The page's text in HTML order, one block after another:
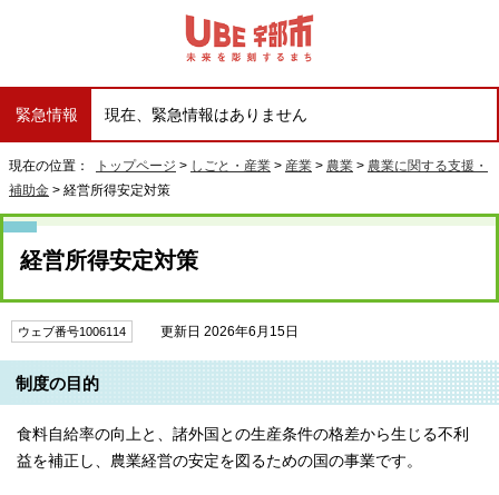
緊急情報 現在、緊急情報はありません
現在の位置： トップページ > しごと・産業 > 産業 > 農業 > 農業に関する支援・
補助金 > 経営所得安定対策
経営所得安定対策
ウェブ番号1006114 更新日 2026年6月15日
制度の目的
食料自給率の向上と、諸外国との生産条件の格差から生じる不利
益を補正し、農業経営の安定を図るための国の事業です。